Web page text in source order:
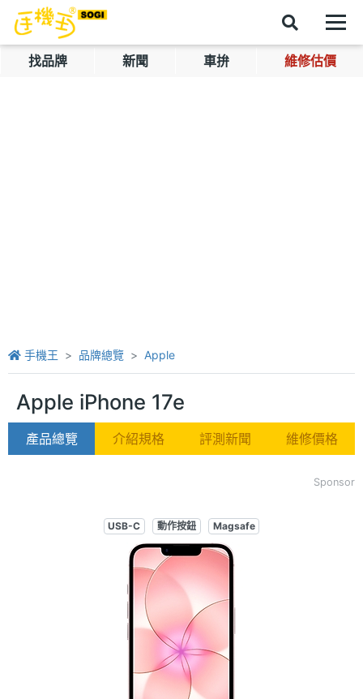
找品牌 新聞 車拚 維修估價
手機王 品牌總覽 Apple
Apple iPhone 17e
產品總覽 介紹規格 評測新聞 維修價格
Sponsor
USB-C 動作按鈕 Magsafe